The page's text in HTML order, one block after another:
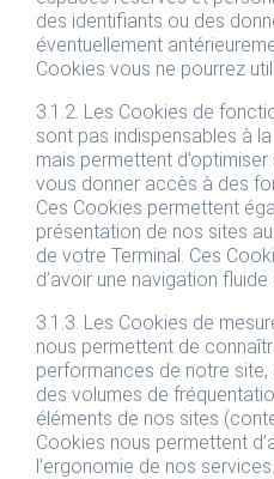
des identifiants ou des
éventuellement
Cookies vous ne pourrez
3.1.2. Les Cookies de
sont pas indispensables à
mais permettent
vous donner accès à des
Ces Cookies permettent
présentation de nos sites
de votre Terminal. Ces
d’avoir une navigation
3.1.3. Les Cookies de
nous permettent de
performances de notre site,
des volumes de
éléments de nos sites
Cookies nous permettent
l’ergonomie de nos services.